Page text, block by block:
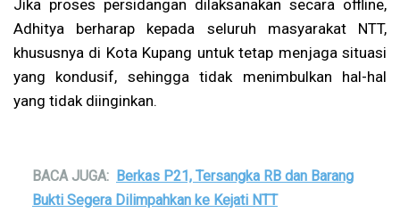
Jika proses persidangan dilaksanakan secara offline,
Adhitya berharap kepada seluruh masyarakat NTT,
khususnya di Kota Kupang untuk tetap menjaga situasi
yang kondusif, sehingga tidak menimbulkan hal-hal
yang tidak diinginkan.
BACA JUGA: Berkas P21, Tersangka RB dan Barang
Bukti Segera Dilimpahkan ke Kejati NTT